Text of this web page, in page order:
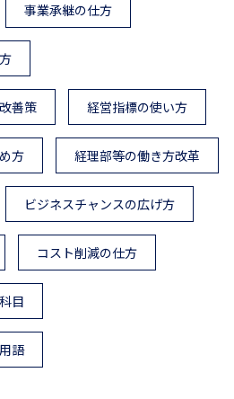
事業承継の仕方
善策 経営指標の使い方
方 経理部等の働き方改革
ビジネスチャンスの広げ方
コスト削減の仕方
目
語